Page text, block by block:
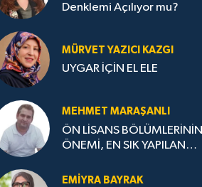
Denklemi Açılıyor mu?
MÜRVET YAZICI KAZGI
UYGAR İÇİN EL ELE
MEHMET MARAŞANLI
ÖN LİSANS BÖLÜMLERİNİN
ÖNEMİ, EN SIK YAPILAN
STRATEJİLERİ
EMIYRA BAYRAK